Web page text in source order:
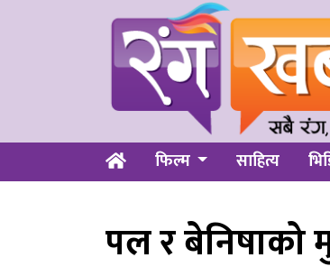
फिल्म साहित्य
पल र बेनिषाको